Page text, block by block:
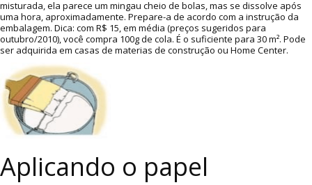
misturada, ela parece um mingau cheio de bolas, mas se dissolve após
uma hora, aproximadamente. Prepare-a de acordo com a instrução da
embalagem. Dica: com R$ 15, em média (preços sugeridos para
outubro/2010), você compra 100g de cola. É o suficiente para 30 m². Pode
ser adquirida em casas de materias de construção ou Home Center.
Aplicando o papel